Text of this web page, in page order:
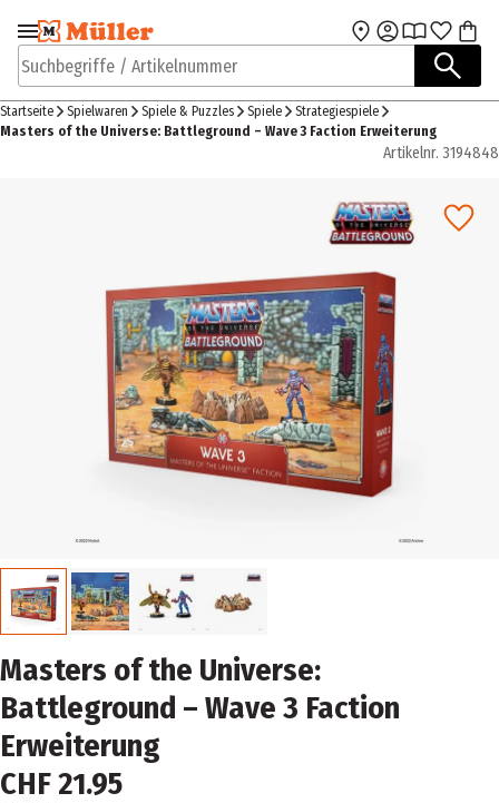
Zur Navigation
springen
Zum Hauptinhalt
Suchbegriffe / Artikelnummer
Startseite Spielwaren Spiele & Puzzles Spiele
Strategiespiele
Masters of the Universe: Battleground – Wave 3 Faction Erweiterung
Artikelnr. 3194848
Masters of the Universe:
Battleground – Wave 3 Faction
Erweiterung
CHF 21.95